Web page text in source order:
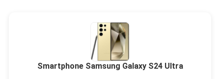
Smartphone Samsung Galaxy S24 Ultra